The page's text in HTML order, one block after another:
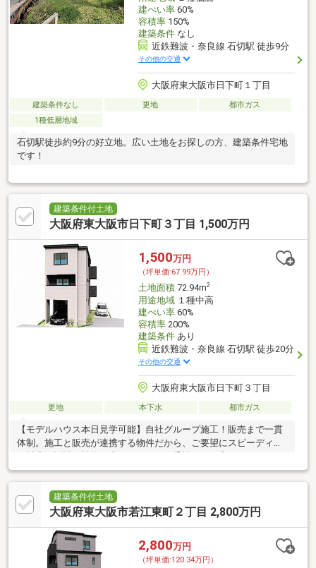
建ぺい率60%
容積率150%
建築条件なし
近鉄難波・奈良線 石切駅 徒歩9分
その他の交通
大阪府東大阪市日下町１丁目
建築条件なし 更地
都市ガス
1種低層地域
石切駅徒歩約9分の好立地。広い土地をお探しの方、建築条件宅地
です！
建築条件付土地
大阪府東大阪市日下町３丁目 1,500万円
1,500万円
（坪単価:67.99万円）
土地面積72.94m2
用途地域１種中高
建ぺい率60%
容積率200%
建築条件あり
近鉄難波・奈良線 石切駅 徒歩20分
その他の交通
大阪府東大阪市日下町３丁目
更地 本下水 都市ガス
【モデルハウス本日見学可能】自社グループ施工！販売まで一貫
体制。施工と販売が連携する物件だから、ご要望にスピーディー
に対応。設計・性能・広さ、すべてに妥協しない家づくり。
建築条件付土地
大阪府東大阪市若江東町２丁目 2,800万円
2,800万円
（坪単価:120.34万円）